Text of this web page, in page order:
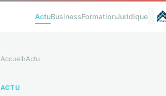
ActuBusinessFormationJuridique
Accueil›Actu
ACTU